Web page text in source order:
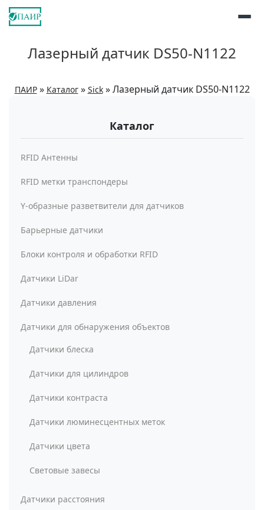
Лазерный датчик DS50-N1122
ПАИР» Каталог» Sick»Лазерный датчик DS50-N1122
Каталог
RFID Антенны
RFID метки транспондеры
Y-образные разветвители для датчиков
Барьерные датчики
Блоки контроля и обработки RFID
Датчики LiDar
Датчики давления
Датчики для обнаружения объектов
Датчики блеска
Датчики для цилиндров
Датчики контраста
Датчики люминесцентных меток
Датчики цвета
Световые завесы
Датчики расстояния